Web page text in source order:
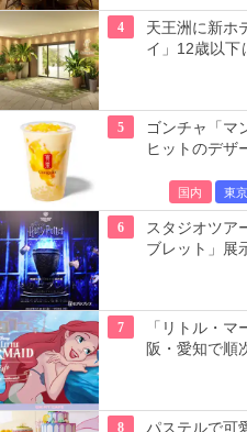
4
天王洲に新ホ
イ」12歳以下
5
ゴンチャ「マ
ヒットのデザ
国内 東京
6
スタジオツア
ブレット」展
7
「リトル・
阪・愛知で順
8
パステルで可